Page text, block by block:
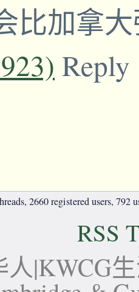
比加拿
Reply
2660 registered users, 792
RSS
|KWCG